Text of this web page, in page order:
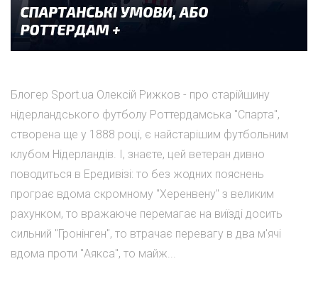
Блогер Sport.ua Олексій Рижков - про старійшину
нідерландського футболу Роттердамська "Спарта",
створена ще у 1888 році, є найстарішим футбольним
клубом Нідерландів. І, знаєте, цей ветеран дивно
поводиться в Ередивізі: то без жодних пояснень
програє вдома скромному "Херенвену" з великим
рахунком, то вражаюче перемагає на виїзді досить
сильний "Гронінген", то втрачає перевагу в два м'ячі
вдома проти "Аякса", то майж...